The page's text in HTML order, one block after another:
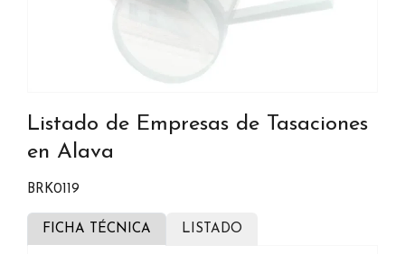
Listado de Empresas de Tasaciones
en Alava
BRK0119
FICHA TÉCNICA LISTADO